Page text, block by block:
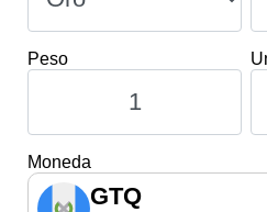
Peso
Moneda
GTQ